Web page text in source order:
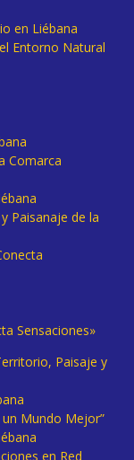
en Liébana
Entorno Natural
Comarca
Paisanaje de la
Sensaciones»
Paisaje y
un Mundo Mejor”
en Red